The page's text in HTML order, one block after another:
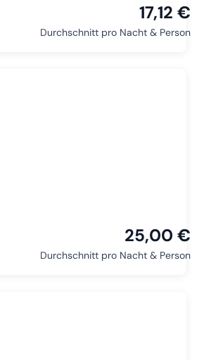
17,12 €
Durchschnitt pro Nacht & Person
25,00 €
Durchschnitt pro Nacht & Person